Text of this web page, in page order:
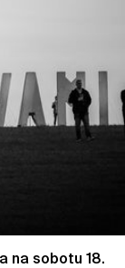
na sobotu 18.